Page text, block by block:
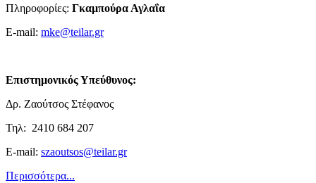
Πληροφορίες: Γκαμπούρα Αγλαΐα
Ε-mail: mke@teilar.gr
Επιστημονικός Υπεύθυνος:
Δρ. Ζαούτσος Στέφανος
Τηλ: 2410 684 207
Ε-mail: szaoutsos@teilar.gr
Περισσότερα...